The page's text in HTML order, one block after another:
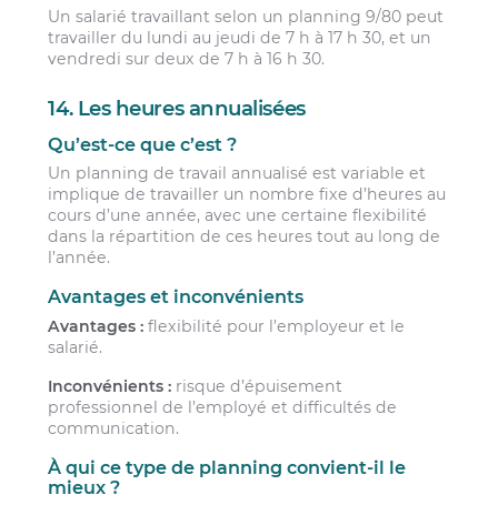
Un salarié travaillant selon un planning 9/80 peut
travailler du lundi au jeudi de 7 h à 17 h 30, et un
vendredi sur deux de 7 h à 16 h 30.
14. Les heures annualisées
Qu’est-ce que c’est ?
Un planning de travail annualisé est variable et
implique de travailler un nombre fixe d’heures au
cours d’une année, avec une certaine flexibilité
dans la répartition de ces heures tout au long de
l’année.
Avantages et inconvénients
Avantages : flexibilité pour l’employeur et le
salarié.
Inconvénients : risque d’épuisement
professionnel de l’employé et difficultés de
communication.
À qui ce type de planning convient-il le
mieux ?